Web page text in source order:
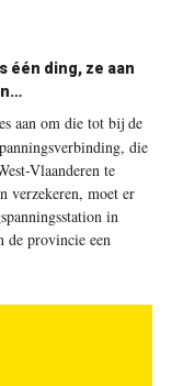
één ding, ze aan
aan om die tot bij de
die
Vlaanderen te
verzekeren, moet er
in
de provincie een